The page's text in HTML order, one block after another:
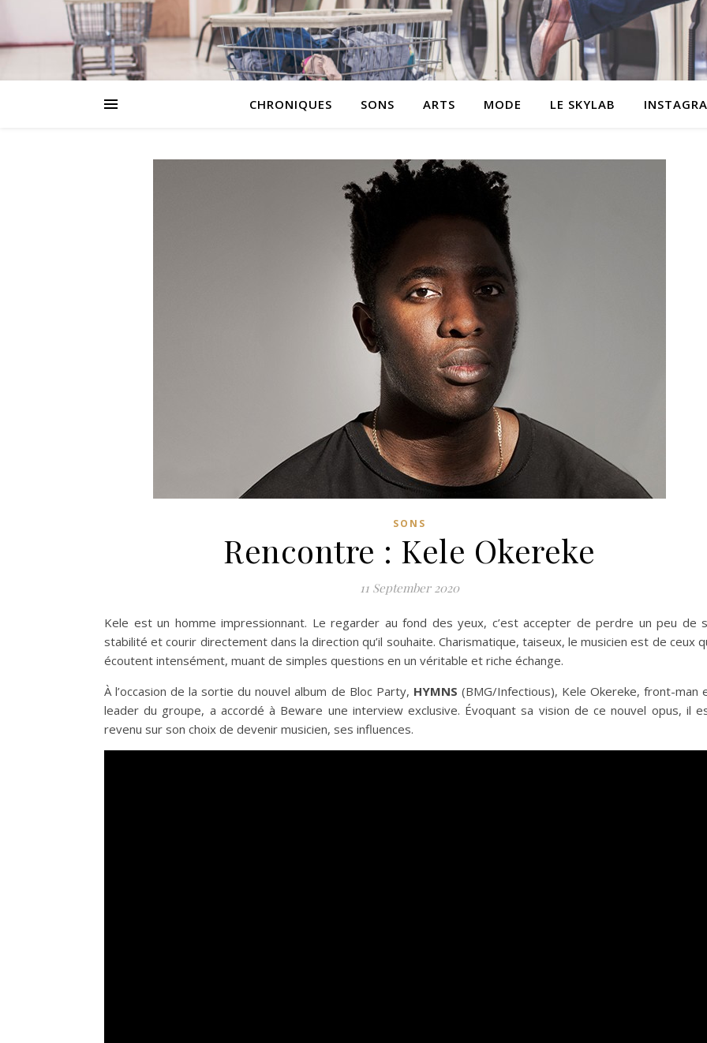
CHRONIQUES SONS ARTS MODE LE SKYLAB
SONS
Rencontre : Kele Okereke
11 September 2020
Kele est un homme impressionnant. Le regarder au fond des yeux, c’est accepter de perdre un peu de
stabilité et courir directement dans la direction qu’il souhaite. Charismatique, taiseux, le musicien est de ceux
écoutent intensément, muant de simples questions en un véritable et riche échange.
À l’occasion de la sortie du nouvel album de Bloc Party, HYMNS (BMG/Infectious), Kele Okereke, front-man
leader du groupe, a accordé à Beware une interview exclusive. Évoquant sa vision de ce nouvel opus, il
revenu sur son choix de devenir musicien, ses influences.